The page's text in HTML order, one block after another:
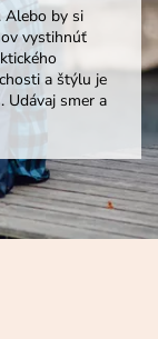
Alebo by si
vystihnúť
a štýlu je
Udávaj smer a